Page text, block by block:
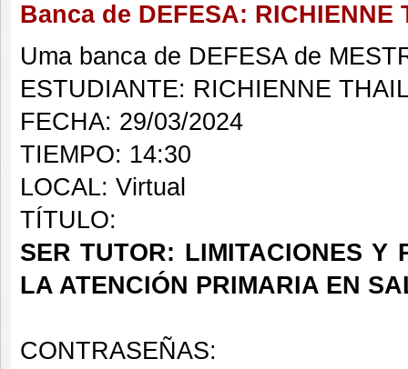
Banca de DEFESA: RICHIENNE
Uma banca de DEFESA de
ESTUDIANTE: RICHIENNE
FECHA: 29/03/2024
TIEMPO: 14:30
LOCAL: Virtual
TÍTULO:
SER TUTOR: LIMITACIONES Y
LA ATENCIÓN PRIMARIA EN
CONTRASEÑAS: